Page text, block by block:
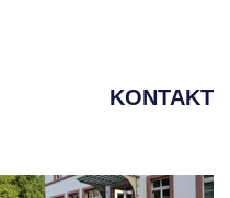
KONTAKT